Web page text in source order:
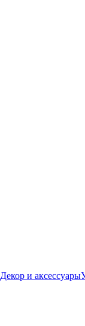
Декор и аксессуары